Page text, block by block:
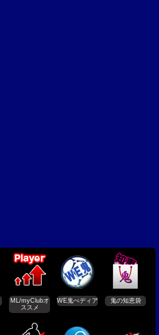
ML/myClubオ
ススメ
WE鬼ぺディア 鬼の知恵袋